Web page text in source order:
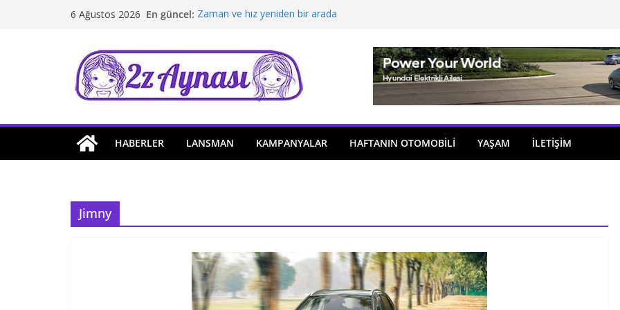
6 Ağustos 2026 En güncel: Zaman ve hız yeniden bir arada
Hafif ticaride yerli üretim model sayısı artıyor
Tatil rotasında test sürüşü
HABERLER LANSMAN KAMPANYALAR HAFTANIN OTOMOBILI YAŞAM İLETİŞİM
Jimny